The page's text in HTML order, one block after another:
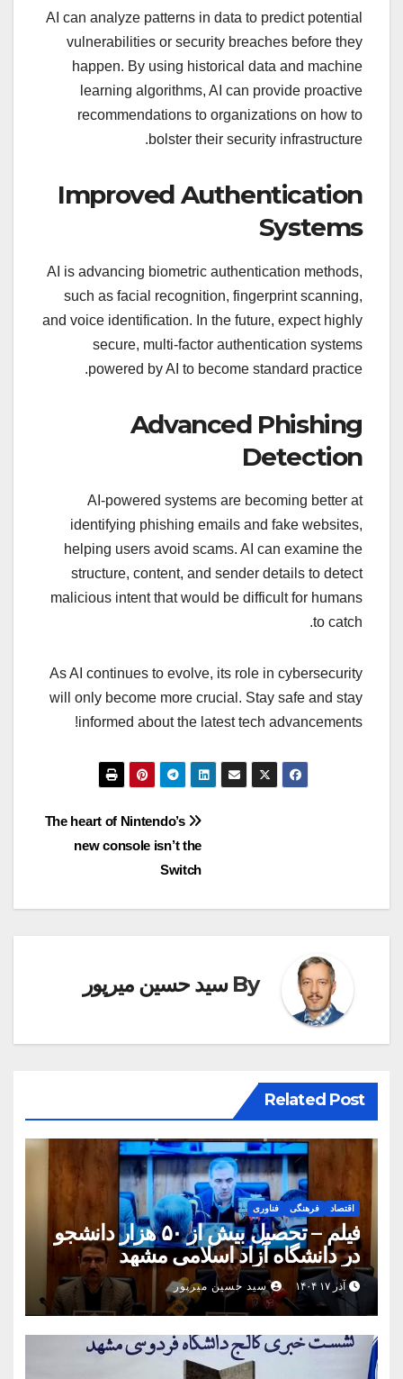
AI can analyze patterns in data to predict potential
vulnerabilities or security breaches before they
happen. By using historical data and machine
learning algorithms, AI can provide proactive
recommendations to organizations on how to
bolster their security infrastructure.
Improved Authentication
Systems
AI is advancing biometric authentication methods,
such as facial recognition, fingerprint scanning,
and voice identification. In the future, expect highly
secure, multi-factor authentication systems
powered by AI to become standard practice.
Advanced Phishing
Detection
AI-powered systems are becoming better at
identifying phishing emails and fake websites,
helping users avoid scams. AI can examine the
structure, content, and sender details to detect
malicious intent that would be difficult for humans
to catch.
As AI continues to evolve, its role in cybersecurity
will only become more crucial. Stay safe and stay
informed about the latest tech advancements!
The heart of Nintendo’s
new console isn’t the
Switch
By سید حسین میرپور
Related Post
اقتصاد فرهنگی فناوری
فیلم – تحصیل بیش از ۵۰ هزار دانشجو
در دانشگاه آزاد اسلامی مشهد
آذر ۱۷ ۱۴۰۴ سید حسین میرپور